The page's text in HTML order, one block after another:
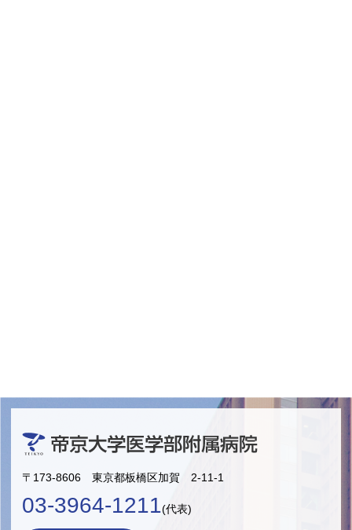
〒173-8606 東京都板橋区加賀 2-11-1
03-3964-1211(代表)